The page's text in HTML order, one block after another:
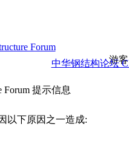
游
中华钢结构论坛
Forum 提示信息
以下原因之一造成: